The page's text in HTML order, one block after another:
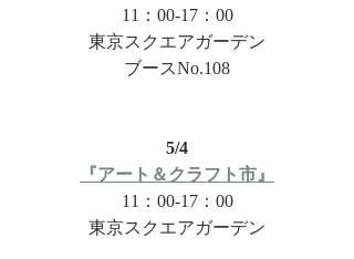
11：00-17：00
東京スクエアガーデン
ブースNo.108
5/4
『アート＆クラフト市』
11：00-17：00
東京スクエアガーデン